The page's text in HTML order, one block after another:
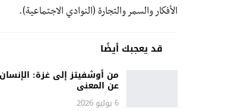
الأفكار والسمر والتجارة (النوادي الاجتماعية).
قد يعجبك أيضًا
من أوشفيتز إلى غزة:
عن المعنى
6 يوليو 2026